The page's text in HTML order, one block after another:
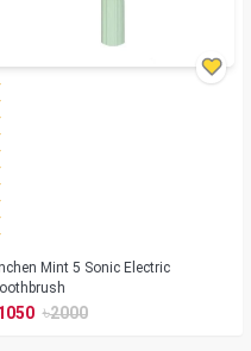
Mint 5 Sonic Electric
৳2000